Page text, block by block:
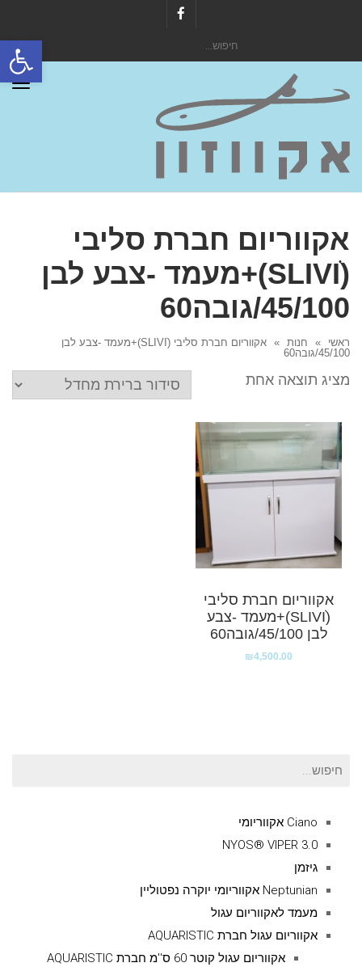
פתח
אקווריום חברת סליבי
(SLIVIׂׂ)+מעמד -צבע לבן
45/100/גובה60
ראשי » חנות »
אקווריום חברת סליבי (SLIVIׂׂ)+מעמד -צבע לבן
45/100/גובה60
מציג תוצאה אחת
אקווריום חברת סליבי
(SLIVIׂׂ)+מעמד -צבע
לבן 45/100/גובה60
₪4,500.00
חיפוש
Ciano אקווריומי
NYOS® VIPER 3.0
גיזמן
Neptunian אקווריומי יוקרה נפטוליין
מעמד לאקווריום עגול
אקווריום עגול חברת AQUARISTIC
אקווריום עגול קוטר 60 ס''מ חברת AQUARISTIC